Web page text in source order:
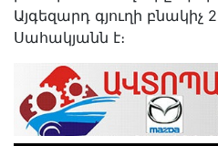
Այգեզարդ գյուղի
Սահակյանն է։